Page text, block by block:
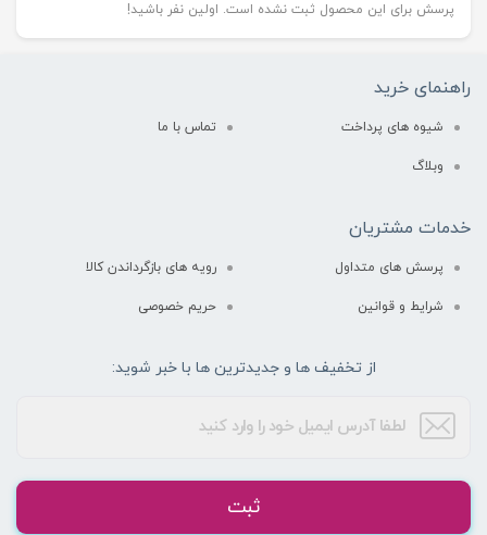
پرسش برای این محصول ثبت نشده است. اولین نفر باشید!
راهنمای خرید
شیوه های پرداخت تماس با ما
وبلاگ
خدمات مشتریان
پرسش های متداول رویه های بازگرداندن کالا
شرایط و قوانین حریم خصوصی
از تخفیف ها و جدیدترین ها با خبر شوید:
ثبت